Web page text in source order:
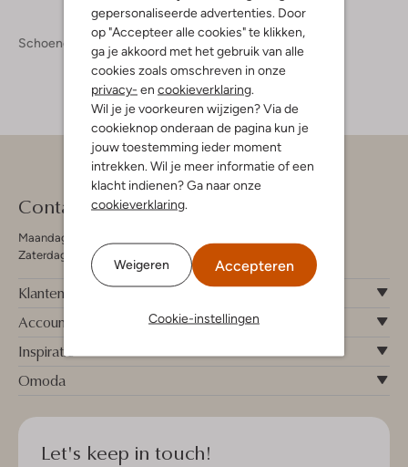
gepersonaliseerde advertenties. Door
op "Accepteer alle cookies" te klikken,
ga je akkoord met het gebruik van alle
cookies zoals omschreven in onze
privacy- en cookieverklaring
Wil je je voorkeuren wijzigen? Via de
cookieknop onderaan de pagina kun je
jouw toestemming ieder moment
intrekken. Wil je meer informatie of een
klacht indienen? Ga naar onze
cookieverklaring
Weigeren Accepteren
Cookie-instellingen
Schoenen
Contact
Maandag - Vrijdag 09:00 - 19:00 uur
Zaterdag 09:00 - 17:00 uur
Klantenservice
Account
Inspiratie
Omoda
Let's keep in touch!